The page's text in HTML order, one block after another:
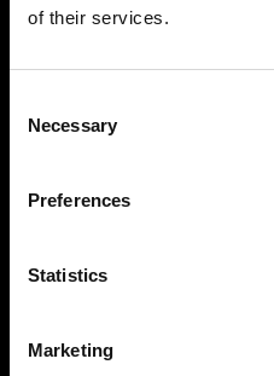
of their services.
Selection
Necessary
Preferences
Statistics
Marketing
Systèmes de raccords à sertir
Qui sommes-nous ?
Partenaire